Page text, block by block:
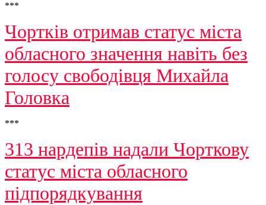
***
Чортків отримав статус міста
обласного значення навіть без
голосу свободівця Михайла
Головка
***
313 нардепів надали Чорткову
статус міста обласного
підпорядкування